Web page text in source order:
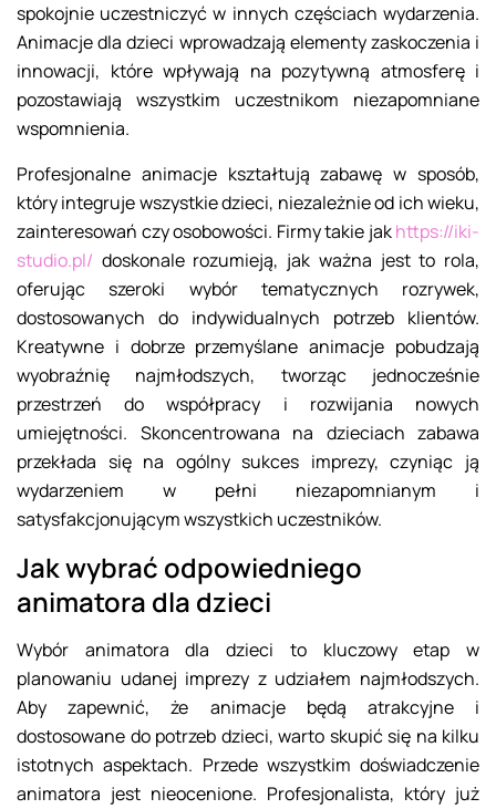
spokojnie uczestniczyć w innych częściach wydarzenia.
Animacje dla dzieci wprowadzają elementy zaskoczenia i
innowacji, które wpływają na pozytywną atmosferę i
pozostawiają wszystkim uczestnikom niezapomniane
wspomnienia.
Profesjonalne animacje kształtują zabawę w sposób,
który integruje wszystkie dzieci, niezależnie od ich wieku,
zainteresowań czy osobowości. Firmy takie jakhttps://iki-
studio.pl/ doskonale rozumieją, jak ważna jest to rola,
oferując szeroki wybór tematycznych rozrywek,
dostosowanych do indywidualnych potrzeb klientów.
Kreatywne i dobrze przemyślane animacje pobudzają
wyobraźnię najmłodszych, tworząc jednocześnie
przestrzeń do współpracy i rozwijania nowych
umiejętności. Skoncentrowana na dzieciach zabawa
przekłada się na ogólny sukces imprezy, czyniąc ją
wydarzeniem w pełni niezapomnianym i
satysfakcjonującym wszystkich uczestników.
Jak wybrać odpowiedniego
animatora dla dzieci
Wybór animatora dla dzieci to kluczowy etap w
planowaniu udanej imprezy z udziałem najmłodszych.
Aby zapewnić, że animacje będą atrakcyjne i
dostosowane do potrzeb dzieci, warto skupić się na kilku
istotnych aspektach. Przede wszystkim doświadczenie
animatora jest nieocenione. Profesjonalista, który już